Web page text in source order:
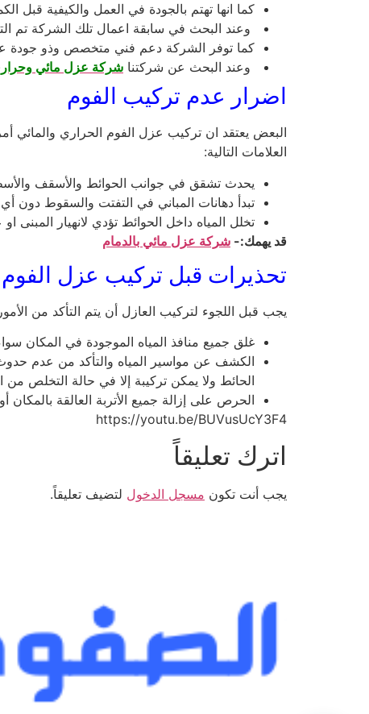
كما انها تهتم بالجودة في العمل والكيفية قبل
وعند البحث في سابقة اعمال تلك الشركة تم
كما توفر الشركة دعم فني متخصص وذو جودة
وعند البحث عن شركتنا شركة عزل مائي
اضرار عدم تركيب الفوم
البعض يعتقد ان تركيب عزل الفوم الحراري والمائي
العلامات التالية:
يحدث تشقق في جوانب الحوائط والأسقف
تبدأ دهانات المباني في التفتت والسقوط دون أي
تخلل المياه داخل الحوائط تؤدي لانهيار المبنى
قد يهمك:- شركة عزل مائي بالدمام
تحذيرات قبل تركيب عزل الفوم
يجب قبل اللجوء لتركيب العازل أن يتم التأكد من الأمور
غلق جميع منافذ المياه الموجودة في المكان
الكشف عن مواسير المياه والتأكد من عدم
الحائط ولا يمكن تركيبة إلا في حالة التخلص من
الحرص على إزالة جميع الأتربة العالقة
https://youtu.be/BUVusUcY3F4
اترك تعليقاً
يجب أنت تكون مسجل الدخول لتضيف تعليقاً.